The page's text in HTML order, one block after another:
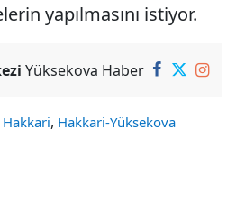
yapılmasını istiyor.
Yüksekova Haber
Hakkari, Hakkari-Yüksekova